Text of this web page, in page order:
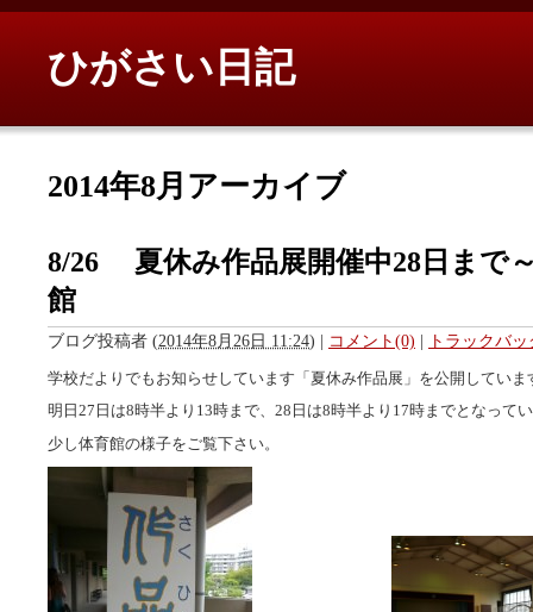
ひがさい日記
2014年8月アーカイブ
8/26 夏休み作品展開催中28日まで
館
ブログ投稿者 (2014年8月26日 11:24) | コメント(0) | トラックバ
学校だよりでもお知らせしています「夏休み作品展」を公開していま
明日27日は8時半より13時まで、28日は8時半より17時までとなって
少し体育館の様子をご覧下さい。